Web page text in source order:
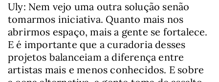
Uly: Nem vejo uma outra solução senão
tomarmos iniciativa. Quanto mais nos
abrirmos espaço, mais a gente se fortalece.
E é importante que a curadoria desses
projetos balanceiam a diferença entre
artistas mais e menos conhecidos. E sobre